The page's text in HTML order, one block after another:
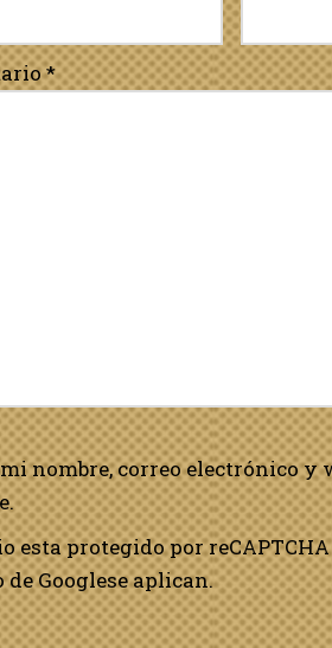
*
nombre, correo electrónico y
esta protegido por
Googlese aplican.